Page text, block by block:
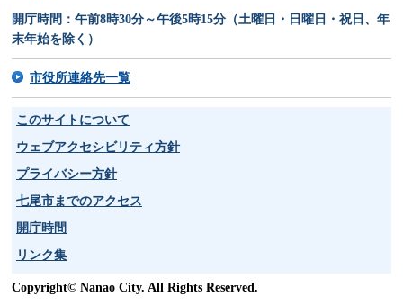
開庁時間：午前8時30分～午後5時15分（土曜日・日曜日・祝日、年
末年始を除く）
市役所連絡先一覧
このサイトについて
ウェブアクセシビリティ方針
プライバシー方針
七尾市までのアクセス
開庁時間
リンク集
Copyright© Nanao City. All Rights Reserved.